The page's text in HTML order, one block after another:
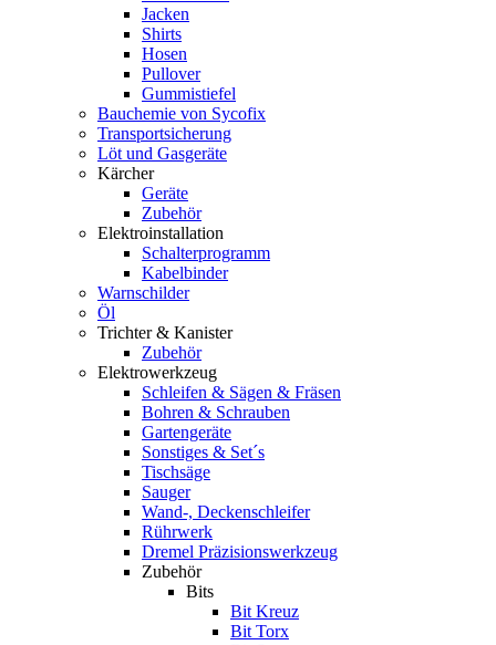
Jacken
Shirts
Hosen
Pullover
Gummistiefel
Bauchemie von Sycofix
Transportsicherung
Löt und Gasgeräte
Kärcher
Geräte
Zubehör
Elektroinstallation
Schalterprogramm
Kabelbinder
Warnschilder
Öl
Trichter & Kanister
Zubehör
Elektrowerkzeug
Schleifen & Sägen & Fräsen
Bohren & Schrauben
Gartengeräte
Sonstiges & Set´s
Tischsäge
Sauger
Wand-, Deckenschleifer
Rührwerk
Dremel Präzisionswerkzeug
Zubehör
Bits
Bit Kreuz
Bit Torx